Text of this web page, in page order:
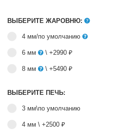
ВЫБЕРИТЕ ЖАРОВНЮ:
4 мм/по умолчанию
6 мм \ +2990 ₽
8 мм \ +5490 ₽
ВЫБЕРИТЕ ПЕЧЬ:
3 мм\по умолчанию
4 мм \ +2500 ₽